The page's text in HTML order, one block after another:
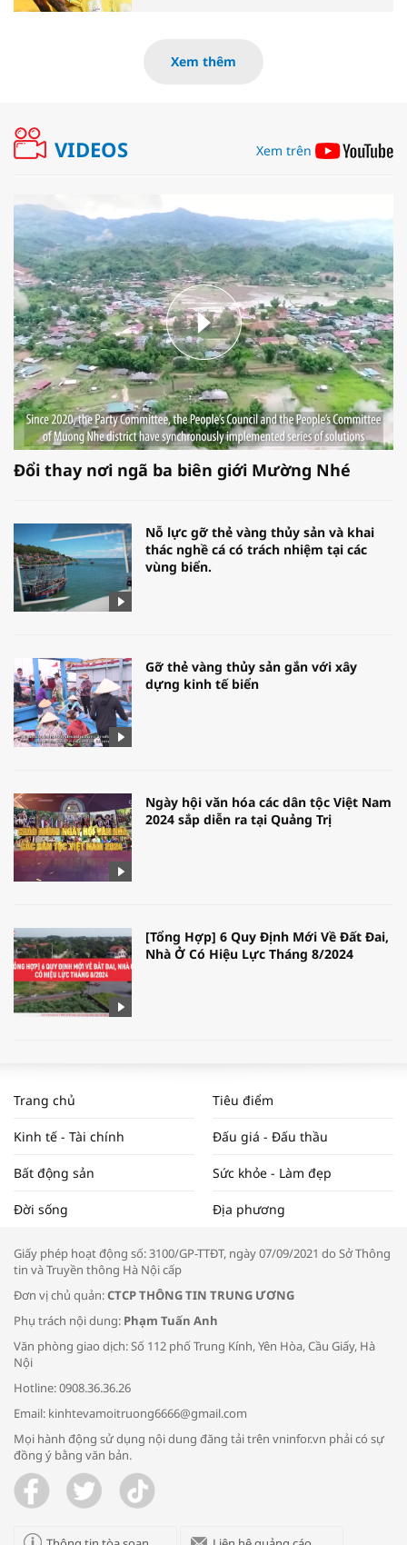
Xem thêm
VIDEOS Xem trên
Đổi thay nơi ngã ba biên giới Mường Nhé
Nỗ lực gỡ thẻ vàng thủy sản và khai
thác nghề cá có trách nhiệm tại các
vùng biển.
Gỡ thẻ vàng thủy sản gắn với xây
dựng kinh tế biển
Ngày hội văn hóa các dân tộc Việt Nam
2024 sắp diễn ra tại Quảng Trị
[Tổng Hợp] 6 Quy Định Mới Về Đất Đai,
Nhà Ở Có Hiệu Lực Tháng 8/2024
NAM NĂM 2024 VÀ NĂM 2025 | NHỊP
ĐẬP THỊ TRƯỜNG #62
Tọa đàm “Xúc tiến thương mại: Khơi
Bác sĩ tư vấn cách phòng tránh bệnh
đường hô hấp trong thời tiết giao mùa
Trao yêu thương cho em
Trang chủ Tiêu điểm
Kinh tế - Tài chính Đấu giá - Đấu thầu
Bất động sản Sức khỏe - Làm đẹp
Đời sống Địa phương
Giấy phép hoạt động số: 3100/GP-TTĐT, ngày 07/09/2021 do Sở Thông
tin và Truyền thông Hà Nội cấp
Đơn vị chủ quản:CTCP THÔNG TIN TRUNG ƯƠNG
Phụ trách nội dung: Phạm Tuấn Anh
Văn phòng giao dịch: Số 112 phố Trung Kính, Yên Hòa, Cầu Giấy, Hà
Nội
Hotline: 0908.36.36.26
Email: kinhtevamoitruong6666@gmail.com
Mọi hành động sử dụng nội dung đăng tải trên vninfor.vn phải có sự
đồng ý bằng văn bản.